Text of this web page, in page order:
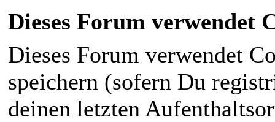
Dieses Forum verwendet
Dieses Forum verwendet
speichern (sofern Du
deinen letzten